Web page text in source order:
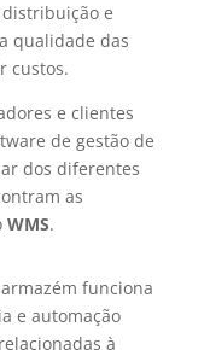
e
qualidade das
custos.
e clientes
de gestão de
dos diferentes
as
WMS.
funciona
e automação
à